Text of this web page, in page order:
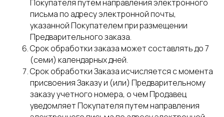
Покупателя путем направления электронного
письма по адресу электронной почты,
указанной Покупателем при размещении
Предварительного заказа.
Срок обработки заказа может составлять до 7
(семи) календарных дней.
Срок обработки Заказа исчисляется с момента
присвоения Заказу и (или) Предварительному
заказу учетного номера, о чем Продавец
уведомляет Покупателя путем направления